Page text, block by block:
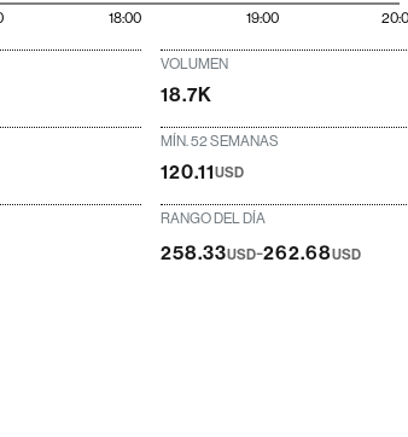
18:00 19:00
VOLUMEN
18.7K
MÍN. 52 SEMANAS
120.11USD
RANGO DEL DÍA
258.33USD-262.68USD